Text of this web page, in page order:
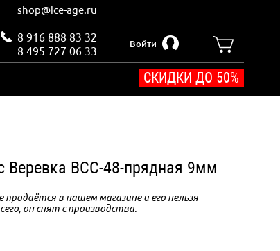
shop@ice-age.ru
8 916 888 83 32
8 495 727 06 33
Войти
СКИДКИ ДО 50%
Веревка ВСС-48-прядная 9мм
в нашем магазине и его нельзя
он снят с производства.